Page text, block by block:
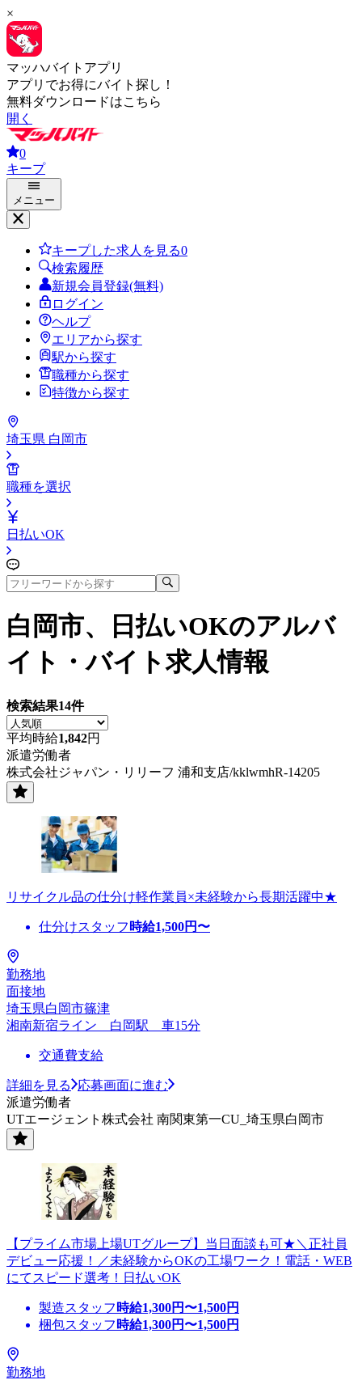
×
マッハバイトアプリ
アプリでお得にバイト探し！
無料ダウンロードはこちら
開く
0
キープ
メニュー
キープした求人を見る0
検索履歴
新規会員登録(無料)
ログイン
ヘルプ
エリアから探す
駅から探す
職種から探す
特徴から探す
埼玉県 白岡市
職種を選択
日払いOK
白岡市、日払いOKのアルバ
イト・バイト求人情報
検索結果14件
平均時給1,842円
派遣労働者
株式会社ジャパン・リリーフ 浦和支店/kklwmhR-14205
リサイクル品の仕分け軽作業員×未経験から長期活躍中★
仕分けスタッフ 時給1,500円〜
勤務地
面接地
埼玉県白岡市篠津
湘南新宿ライン 白岡駅 車15分
交通費支給
詳細を見る
応募画面に進む
派遣労働者
UTエージェント株式会社 南関東第一CU_埼玉県白岡市
【プライム市場上場UTグループ】当日面談も可★＼正社員
デビュー応援！／未経験からOKの工場ワーク！電話・WEB
にてスピード選考！日払いOK
製造スタッフ 時給1,300円〜1,500円
梱包スタッフ 時給1,300円〜1,500円
勤務地